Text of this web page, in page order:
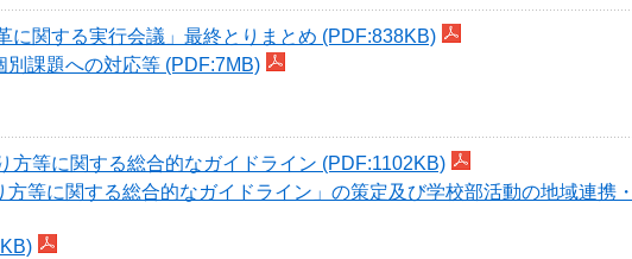
に関する実行会議」最終とりまとめ (PDF:838KB)
課題への対応等 (PDF:7MB)
方等に関する総合的なガイドライン (PDF:1102KB)
方等に関する総合的なガイドライン」の策定及び学校部活動の地域連携